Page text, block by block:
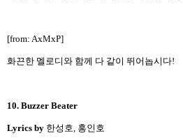
[from: AxMxP]
화끈한 멜로디와 함께 다 같이 뛰어놉시다!
10. Buzzer Beater
Lyrics by 한성호, 홍인호